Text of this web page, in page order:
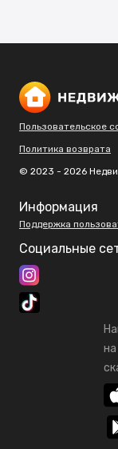
Пользовательское
Политика возврата
© 2023 - 2026
Информация
Поддержка
Социальные